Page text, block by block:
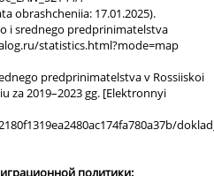
obrashcheniia: 17.01.2025).
i srednego predprinimatelstva
statistics.html?mode=map
predprinimatelstva v Rossiiskoi
za 2019–2023 gg. [Elektronnyi
политики: